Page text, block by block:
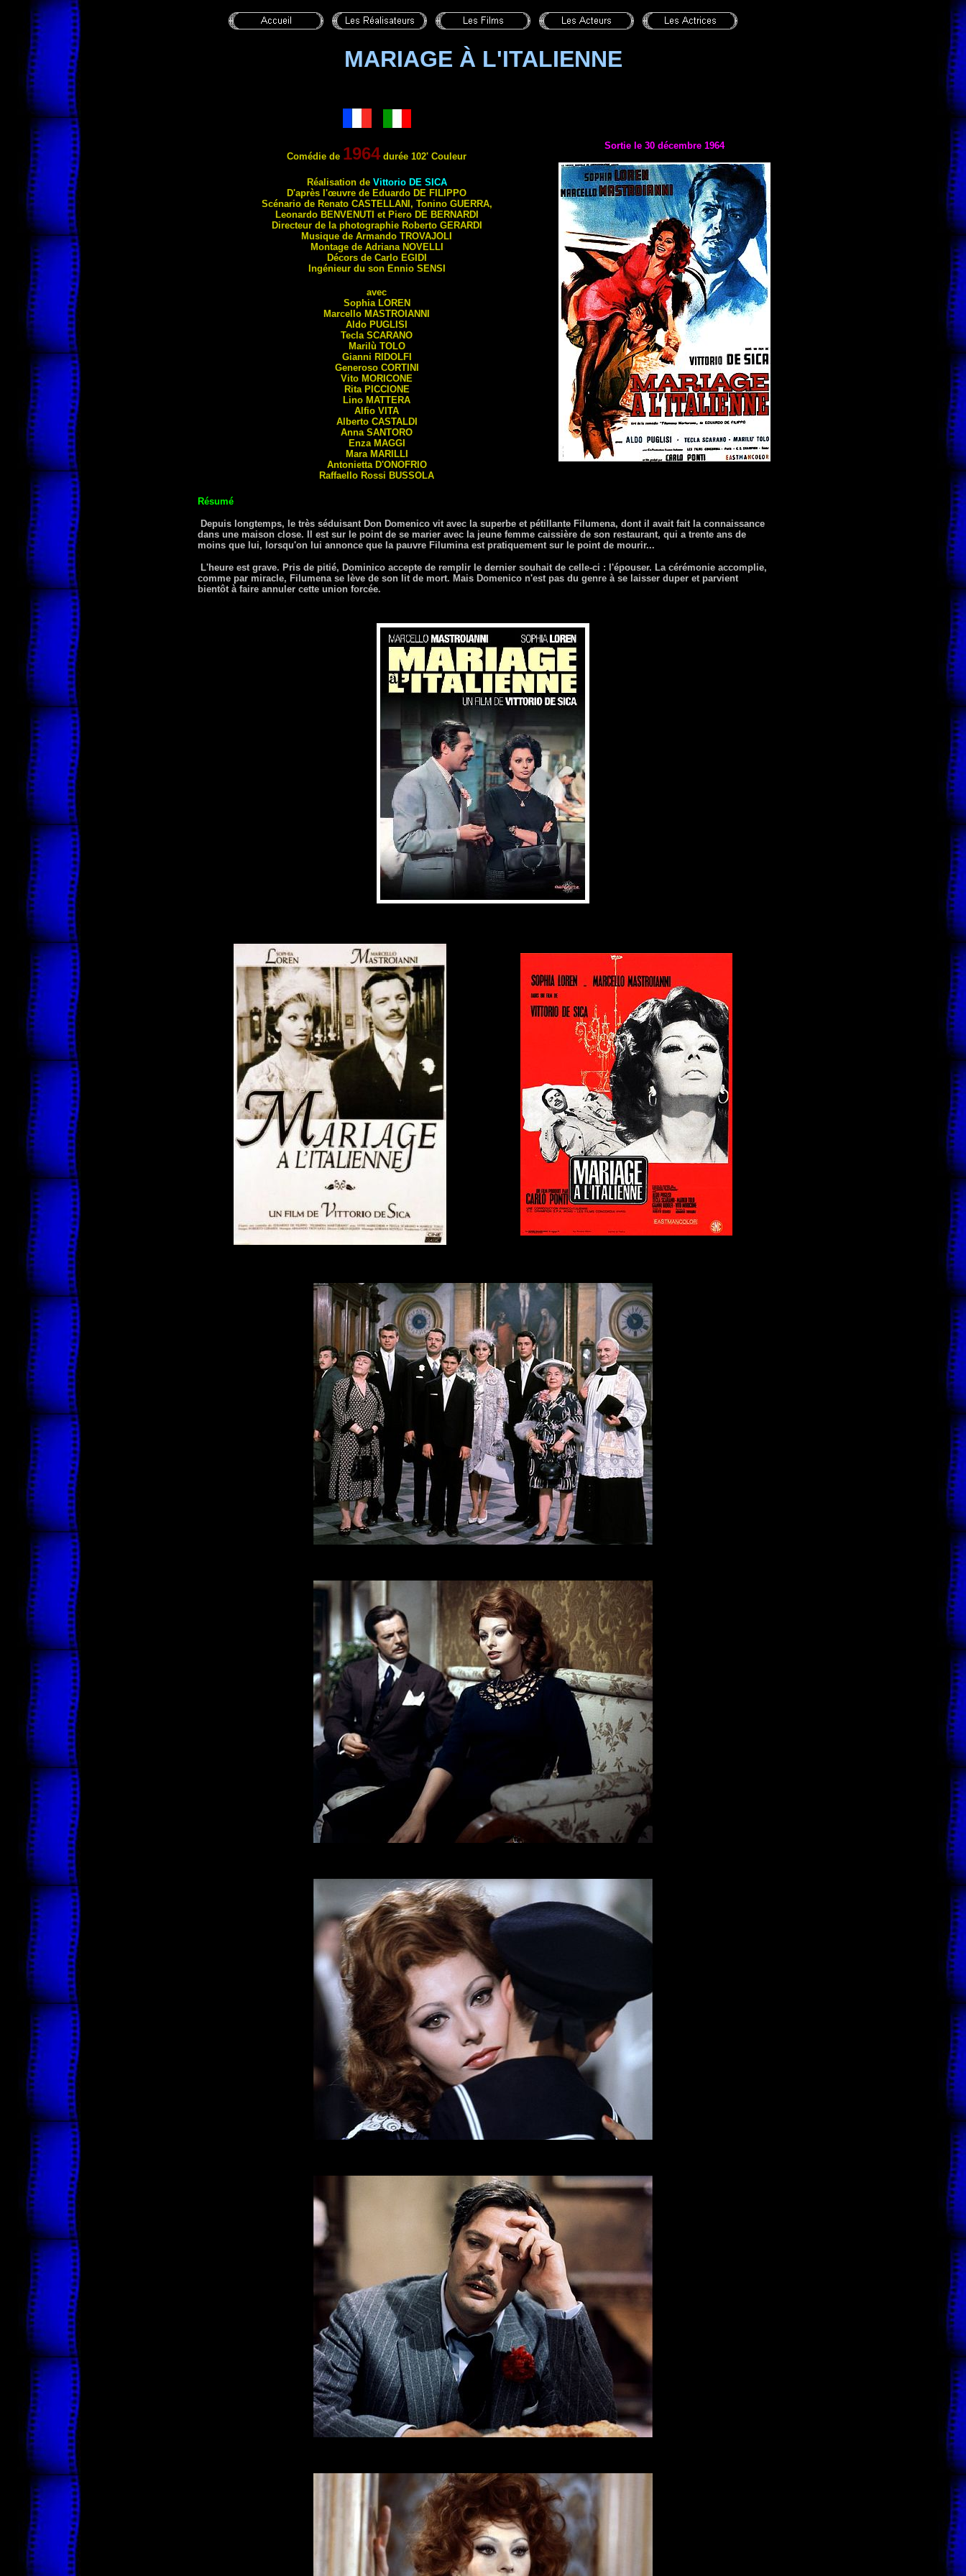
MARIAGE À L'ITALIENNE
Comédie de 1964durée 102' Couleur
Réalisation de Vittorio DE SICA
D'après l'œuvre de Eduardo DE FILIPPO
Scénario de Renato CASTELLANI , Tonino GUERRA,
Leonardo BENVENUTI et Piero DE BERNARDI
Directeur de la photographie Roberto GERARDI
Musique de Armando TROVAJOLI
Montage de Adriana NOVELLI
Décors de Carlo EGIDI
Ingénieur du son Ennio SENSI
avec
Sophia LOREN
Marcello MASTROIANNI
Aldo PUGLISI
Tecla SCARANO
Marilù TOLO
Gianni RIDOLFI
Generoso CORTINI
Vito MORICONE
Rita PICCIONE
Lino MATTERA
Alfio VITA
Alberto CASTALDI
Anna SANTORO
Enza MAGGI
Mara MARILLI
Antonietta D'ONOFRIO
Raffaello Rossi BUSSOLA
Sortie le 30 décembre 1964
Résumé
Depuis longtemps, le très séduisant Don Domenico vit avec la superbe et pétillante Filumena, dont il avait fait la connaissance
dans une maison close. Il est sur le point de se marier avec la jeune femme caissière de son restaurant, qui a trente ans de
moins que lui, lorsqu'on lui annonce que la pauvre Filumina est pratiquement sur le point de mourir...
L'heure est grave. Pris de pitié, Dominico accepte de remplir le dernier souhait de celle-ci : l'épouser. La cérémonie accomplie,
comme par miracle, Filumena se lève de son lit de mort. Mais Domenico n'est pas du genre à se laisser duper et parvient
bientôt à faire annuler cette union forcée.